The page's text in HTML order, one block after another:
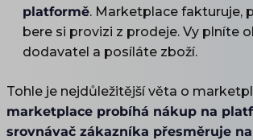
platformě. Marketplace fakturuje,
bere si provizi z prodeje. Vy plníte
dodavatel a posíláte zboží.
Tohle je nejdůležitější věta o
marketplace probíhá nákup na
srovnávač zákazníka přesměruje